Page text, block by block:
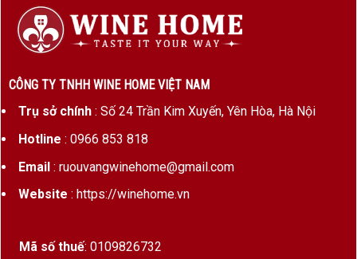
CÔNG TY TNHH WINE HOME VIỆT NAM
Trụ sở chính: Số 24 Trần Kim Xuyến, Yên Hòa, Hà Nội
Hotline : 0966 853 818
Email: ruouvangwinehome@gmail.com
Website : https://winehome.vn
Mã số thuế: 0109826732